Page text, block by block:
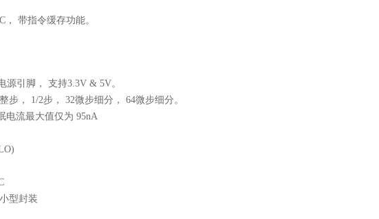
带指令缓存功能。
源引脚， 支持3.3V & 5V。
步， 1/2步， 32微步细分， 64微步细分。
电流最大值仅为 95nA
型封装